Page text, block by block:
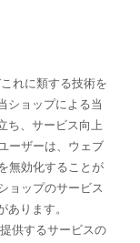
れに類する技術を
ショップによる当
ち、サービス向上
ーザーは、ウェブ
無効化することが
ョップのサービス
ります。
供するサービスの